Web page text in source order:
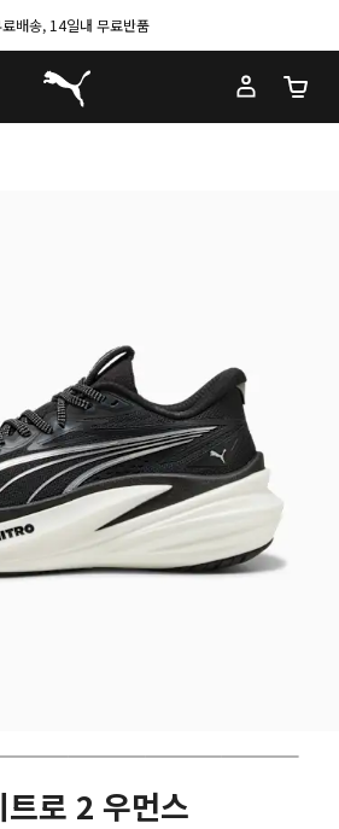
배송, 14일내 무료반품
푸마 홈
장바
로 2 우먼스